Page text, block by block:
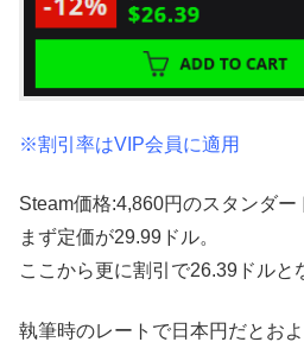
※割引率はVIP会員に適用
Steam価格:4,860円のスタンダー
まず定価が29.99ドル。
ここから更に割引で26.39ドルと
執筆時のレートで日本円だとお